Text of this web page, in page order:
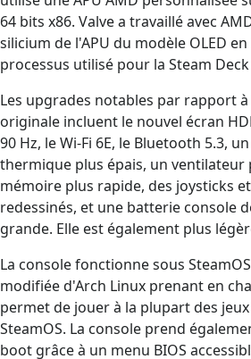
64 bits x86. Valve a travaillé avec
silicium de l'APU du modèle OLED
processus utilisé pour la Steam
Les upgrades notables par rapport à
originale incluent le nouvel écran
90 Hz, le Wi-Fi 6E, le Bluetooth 5.3,
thermique plus épais, un ventilateur
mémoire plus rapide, des joysticks
redessinés, et une batterie console
grande. Elle est également plus
La console fonctionne sous
modifiée d'Arch Linux prenant en
permet de jouer à la plupart des
SteamOS. La console prend
boot grâce à un menu BIOS